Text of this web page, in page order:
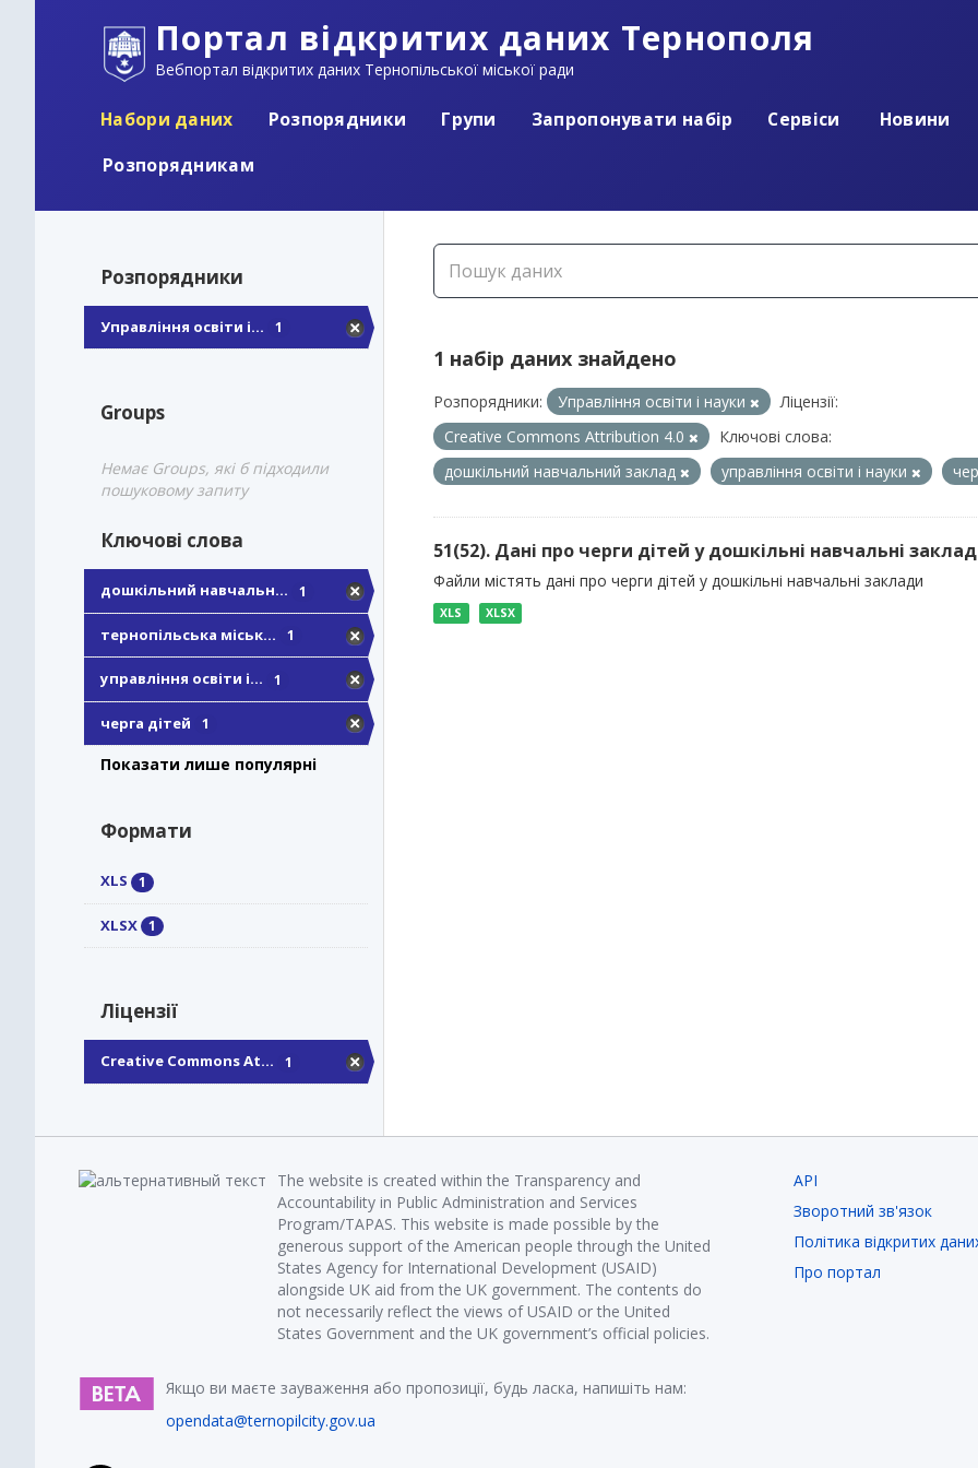
Портал відкритих даних Тернополя
Вебпортал відкритих даних Тернопільської міської ради
Набори даних Розпорядники Групи Запропонувати набір Сервіси
Новини
Розпорядникам
Розпорядники
Управління освіти і... 1
Groups
Немає Groups, які б підходили
пошуковому запиту
Ключові слова
дошкільний навчальн... 1
тернопільська міськ... 1
управління освіти і... 1
черга дітей 1
Показати лише популярні
Формати
XLS 1
XLSX 1
Ліцензії
Creative Commons At... 1
1 набір даних знайдено
Розпорядники: Управління освіти і науки
Ліцензії:
Creative Commons Attribution 4.0
Ключові слова:
дошкільний навчальний заклад
управління освіти і науки
51(52). Дані про черги дітей у дошкільні навчальні
Файли містять дані про черги дітей у дошкільні навчальні заклади
XLS XLSX
The website is created within the Transparency and
Accountability in Public Administration and Services
Program/TAPAS. This website is made possible by the
generous support of the American people through the United
States Agency for International Development (USAID)
alongside UK aid from the UK government. The contents do
not necessarily reflect the views of USAID or the United
States Government and the UK government’s official policies.
Якщо ви маєте зауваження або пропозиції, будь ласка, напишіть нам:
opendata@ternopilcity.gov.ua
API
Зворотний зв'язок
Політика відкритих
Про портал